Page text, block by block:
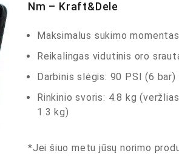
Nm – Kraft&Dele
Maksimalus sukimo
Reikalingas vidutinis oro
Darbinis slėgis: 90 PSI (6 bar)
Rinkinio svoris: 4.8 kg
1.3 kg)
*Jei šiuo metu jūsų norimo